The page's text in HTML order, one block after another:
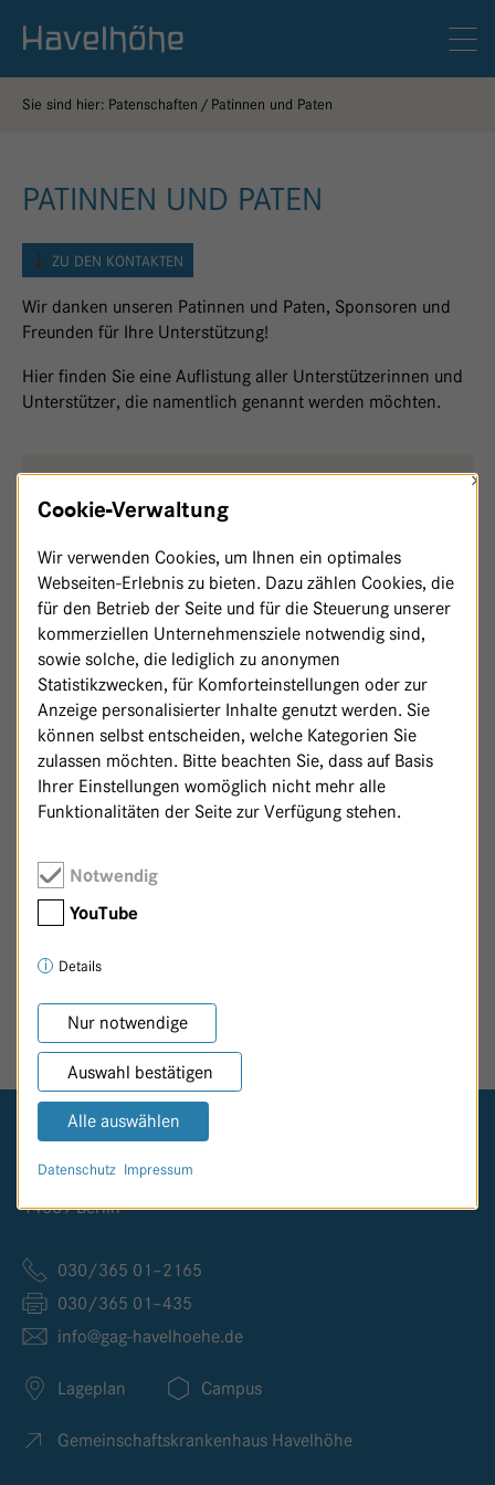
Sie sind hier: Patenschaften Patinnen und Paten
PATINNEN UND PATEN
ZU DEN KONTAKTEN
Wir danken unseren Patinnen und Paten, Sponsoren und
Freunden für Ihre Unterstützung!
Hier finden Sie eine Auflistung aller Unterstützerinnen und
Unterstützer, die namentlich genannt werden möchten.
Zurück zur Patenschaftsseite
Logo GKH Havelhöhe
Kladower Damm 221
14089 Berlin
030/365 01–2165
030/365 01–435
info@gag-havelhoehe.de
Lageplan Campus
Gemeinschaftskrankenhaus Havelhöhe
Cookie-Verwaltung
×
Wir verwenden Cookies, um Ihnen ein optimales
Webseiten-Erlebnis zu bieten. Dazu zählen Cookies, die
für den Betrieb der Seite und für die Steuerung unserer
kommerziellen Unternehmensziele notwendig sind,
sowie solche, die lediglich zu anonymen
Statistikzwecken, für Komforteinstellungen oder zur
Anzeige personalisierter Inhalte genutzt werden. Sie
können selbst entscheiden, welche Kategorien Sie
zulassen möchten. Bitte beachten Sie, dass auf Basis
Ihrer Einstellungen womöglich nicht mehr alle
Funktionalitäten der Seite zur Verfügung stehen.
Notwendig
YouTube
Details
Nur notwendige
Auswahl bestätigen
Alle auswählen
Datenschutz Impressum